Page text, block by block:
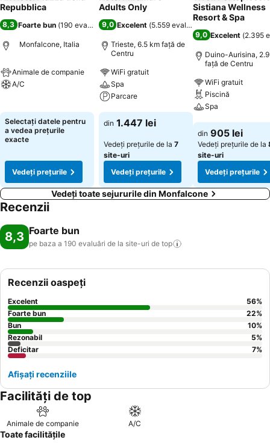
Repubblica
8,3 Foarte bun (190 evaluări )
Monfalcone, Italia
Animale de companie
A/C
Selectați datele pentru
a vedea prețurile
exacte
Vedeți prețurile
Adults Only
9,0 Excelent (5.559 evaluări
Trieste, 6.5 km faţă de
Centru
WiFi gratuit
Spa
Parcare
Vedeți prețurile
din 1.447 lei
Vedeți prețurile de la 7
site-uri
Vedeți prețurile
Sistiana Wellness
Resort & Spa
9,0 Excelent (2.395
Duino-Aurisina,
faţă de Centru
WiFi gratuit
Piscină
Spa
Vedeți prețurile
din 905 lei
Vedeți prețurile de la
site-uri
Vedeți prețurile
Vedeți toate sejururile din Monfalcone
Recenzii
8,3 Foarte bun
pe baza a 190 evaluări de la site-uri de top
Recenzii oaspeți
Excelent 56%
Foarte bun
22%
Bun
10%
Rezonabil
5%
Deficitar
7%
Afișați recenziile
Facilități de top
Animale de companie A/C
Toate facilitățile